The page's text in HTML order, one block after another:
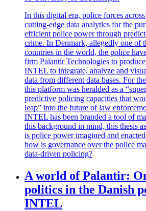
In this digital era, police forces
cutting-edge data analytics for the
efficient police power through
crime. In Denmark, allegedly one of
countries in the world, the police
firm Palantir Technologies to
INTEL to integrate, analyze and
data from different data bases. For
this platform was heralded as a
predictive policing capacities that
leap” into the future of law
INTEL has been branded a tool of
this background in mind, this thesis
is police power imagined and
how is governance over the police
data-driven policing?
A world of Palantir:
politics in the Danish
INTEL